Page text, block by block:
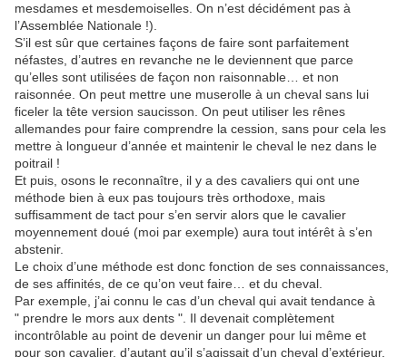
mesdames et mesdemoiselles. On n’est décidément pas à
l’Assemblée Nationale !).
S’il est sûr que certaines façons de faire sont parfaitement
néfastes, d’autres en revanche ne le deviennent que parce
qu’elles sont utilisées de façon non raisonnable… et non
raisonnée. On peut mettre une muserolle à un cheval sans lui
ficeler la tête version saucisson. On peut utiliser les rênes
allemandes pour faire comprendre la cession, sans pour cela les
mettre à longueur d’année et maintenir le cheval le nez dans le
poitrail !
Et puis, osons le reconnaître, il y a des cavaliers qui ont une
méthode bien à eux pas toujours très orthodoxe, mais
suffisamment de tact pour s’en servir alors que le cavalier
moyennement doué (moi par exemple) aura tout intérêt à s’en
abstenir.
Le choix d’une méthode est donc fonction de ses connaissances,
de ses affinités, de ce qu’on veut faire… et du cheval.
Par exemple, j’ai connu le cas d’un cheval qui avait tendance à
" prendre le mors aux dents ". Il devenait complètement
incontrôlable au point de devenir un danger pour lui même et
pour son cavalier, d’autant qu’il s’agissait d’un cheval d’extérieur.